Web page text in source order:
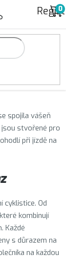
JOY.BIKE
spojila vášeň
stvořené pro
při jízdě na
cyklistice. Od
kombinují
Každé
s důrazem na
na každou